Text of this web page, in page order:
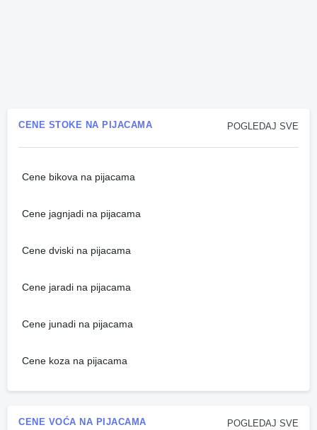
POGLEDAJ SVE
CENE STOKE NA PIJACAMA
Cene bikova na pijacama
Cene jagnjadi na pijacama
Cene dviski na pijacama
Cene jaradi na pijacama
Cene junadi na pijacama
Cene koza na pijacama
POGLEDAJ SVE
CENE VOĆA NA PIJACAMA